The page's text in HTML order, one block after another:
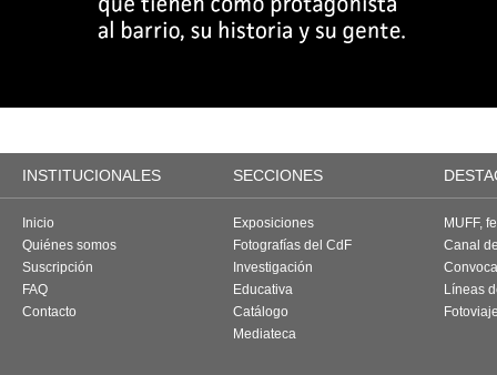
INSTITUCIONALES SECCIONES
Inicio
Quiénes somos
Suscripción
FAQ
Contacto
Exposiciones
Fotografías del CdF
Investigación
Educativa
Catálogo
Mediateca
MUFF,
Canal
Líneas